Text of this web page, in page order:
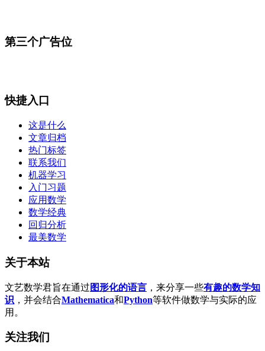
第三个广告位
快捷入口
这是什么
文章归档
热门标签
联系我们
机器学习
入门习题
应用数学
数学经典
回归分析
最美数学
关于本站
文艺数学君旨在通过 图形化的语言 ，来分享一些有趣的数学知
识 ，并会结合Mathematica和Python等软件做数学与实际的应
用。
关注我们